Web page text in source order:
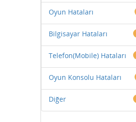
Oyun Hataları
Bilgisayar Hataları
Telefon(Mobile) Hataları
Oyun Konsolu Hataları
Diğer